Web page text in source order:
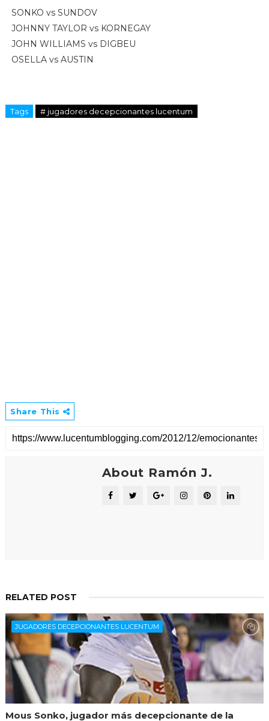
SONKO vs SUNDOV
JOHNNY TAYLOR vs KORNEGAY
JOHN WILLIAMS vs DIGBEU
OSELLA vs AUSTIN
Tags # jugadores decepcionantes lucentum
Share This
About Ramón J.
RELATED POST
JUGADORES DECEPCIONANTES LUCENTUM
Mous Sonko, jugador más decepcionante de la